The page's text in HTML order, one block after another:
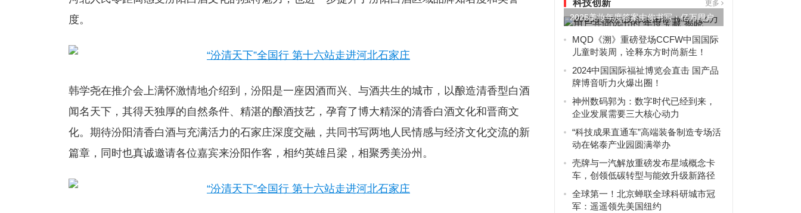
度。
韩学尧在推介会上满怀激情地介绍到，汾阳是一座因酒而兴、与酒共生的城市，以酿造清香型白酒
闻名天下，其得天独厚的自然条件、精湛的酿酒技艺，孕育了博大精深的清香白酒文化和晋商文
化。期待汾阳清香白酒与充满活力的石家庄深度交融，共同书写两地人民情感与经济文化交流的新
篇章，同时也真诚邀请各位嘉宾来汾阳作客，相约英雄吕梁，相聚秀美汾州。
科技创新 更多
2025美妆年度答案由你书写：亿万用户
共同选出的“年度宝藏”...
MQD《溯》重磅登场CCFW中国国际
儿童时装周，诠释东方时尚新生！
2024中国国际福祉博览会直击 国产品
牌博音听力火爆出圈！
神州数码郭为：数字时代已经到来，
企业发展需要三大核心动力
“科技成果直通车”高端装备制造专场活
动在铭泰产业园圆满举办
壳牌与一汽解放重磅发布星域概念卡
车，创领低碳转型与能效升级新路径
全球第一！北京蝉联全球科研城市冠
军：遥遥领先美国纽约